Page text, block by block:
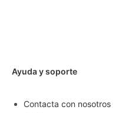
Ayuda y soporte
Contacta con nosotros